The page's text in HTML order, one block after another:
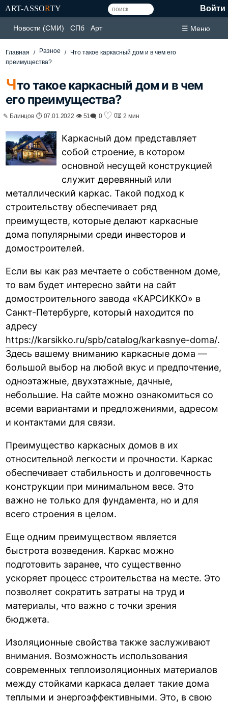
ART-ASSORTY Войти
Новости (СМИ) СПб Арт ☰ Меню
Главная Разное
Что такое каркасный дом и в чем его
преимущества?
Что такое каркасный дом и в чем
его преимущества?
✎ Блинцов ⏱ 07.01.2022 👁 51🗨 0 ♡ 0⏳ 2 мин
Каркасный дом представляет
собой строение, в котором
основной несущей конструкцией
служит деревянный или
металлический каркас. Такой подход к
строительству обеспечивает ряд
преимуществ, которые делают каркасные
дома популярными среди инвесторов и
домостроителей.
Если вы как раз мечтаете о собственном доме,
то вам будет интересно зайти на сайт
домостроительного завода «КАРСИККО» в
Санкт-Петербурге, который находится по
адресу
https://karsikko.ru/spb/catalog/karkasnye-doma/.
Здесь вашему вниманию каркасные дома —
большой выбор на любой вкус и предпочтение,
одноэтажные, двухэтажные, дачные,
небольшие. На сайте можно ознакомиться со
всеми вариантами и предложениями, адресом
и контактами для связи.
Преимущество каркасных домов в их
относительной легкости и прочности. Каркас
обеспечивает стабильность и долговечность
конструкции при минимальном весе. Это
важно не только для фундамента, но и для
всего строения в целом.
Еще одним преимуществом является
быстрота возведения. Каркас можно
подготовить заранее, что существенно
ускоряет процесс строительства на месте. Это
позволяет сократить затраты на труд и
материалы, что важно с точки зрения
бюджета.
Изоляционные свойства также заслуживают
внимания. Возможность использования
современных теплоизоляционных материалов
между стойками каркаса делает такие дома
теплыми и энергоэффективными. Это, в свою